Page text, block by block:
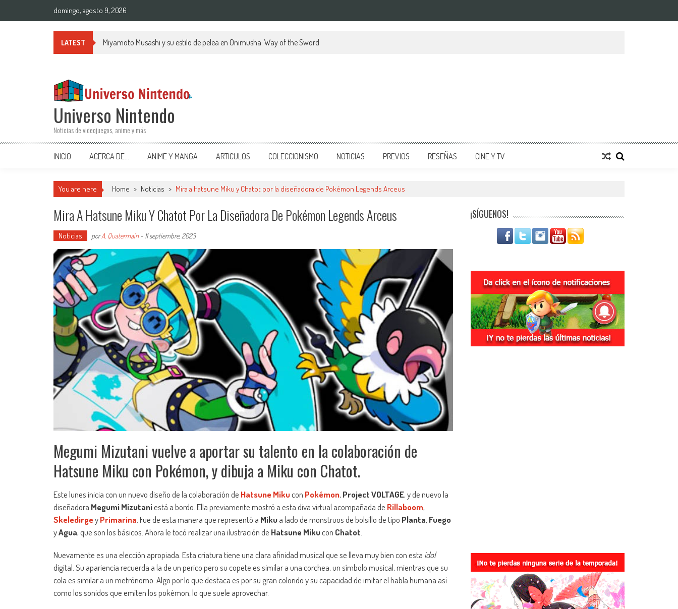
domingo, agosto 9, 2026
LATEST Miyamoto Musashi y su estilo de pelea en Onimusha: Way of the Sword
Universo Nintendo
Noticias de videojuegos, anime y más
INICIO ACERCA DE… ANIME Y MANGA ARTICULOS COLECCIONISMO NOTICIAS PREVIOS RESEÑAS CINE Y TV
You are here Home > Noticias > Mira a Hatsune Miku y Chatot por la diseñadora de Pokémon Legends Arceus
Mira A Hatsune Miku Y Chatot Por La Diseñadora De Pokémon Legends Arceus
Noticias porA. Quatermain - 11 septiembre, 2023
Megumi Mizutani vuelve a aportar su talento en la colaboración de
Hatsune Miku con Pokémon, y dibuja a Miku con Chatot.
Este lunes inicia con un nuevo diseño de la colaboración de Hatsune Mikucon Pokémon, Project VOLTAGE, y de nuevo la
diseñadora Megumi Mizutaniestá a bordo. Ella previamente mostró a esta diva virtual acompañada de Rillaboom,
SkeledirgeyPrimarina. Fue de esta manera que representó a Mikua lado de monstruos de bolsillo de tipo Planta, Fuego
yAgua, que son los básicos. Ahora le tocó realizar una ilustración de Hatsune Mikucon Chatot.
Nuevamente es una elección apropiada. Esta criatura tiene una clara afinidad musical que se lleva muy bien con esta idol
digital. Su apariencia recuerda a la de un perico pero su copete es similar a una corchea, un símbolo musical, mientras que su
cola es similar a un metrónomo. Algo por lo que destaca es por su gran colorido y su capacidad de imitar el habla humana así
como los sonidos que emiten los pokémon, lo que suele aprovechar.
¡SÍGUENOS!